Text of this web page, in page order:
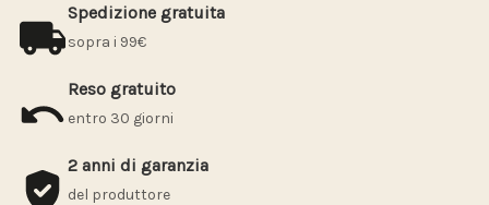
Spedizione gratuita
sopra i 99€
Reso gratuito
entro 30 giorni
2 anni di garanzia
del produttore